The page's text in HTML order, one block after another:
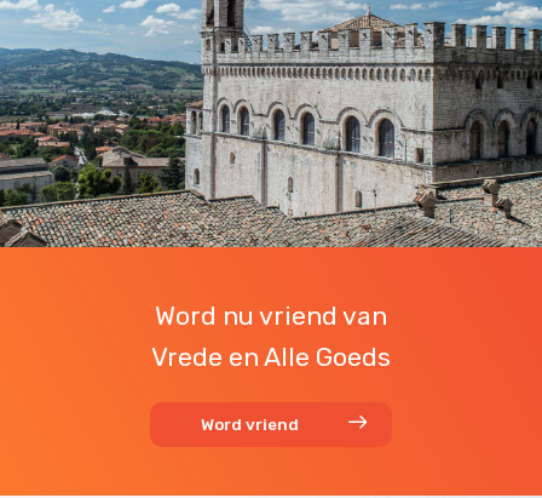
Word nu vriend van
Vrede en Alle Goeds
Word vriend